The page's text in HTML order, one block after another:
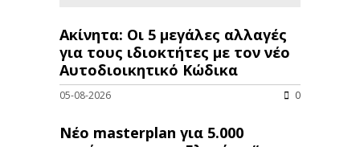
Ακίνητα: Οι 5 μεγάλες αλλαγές
για τους ιδιοκτήτες με τον νέο
Αυτοδιοικητικό Κώδικα
05-08-2026 0
Νέο masterplan για 5.000